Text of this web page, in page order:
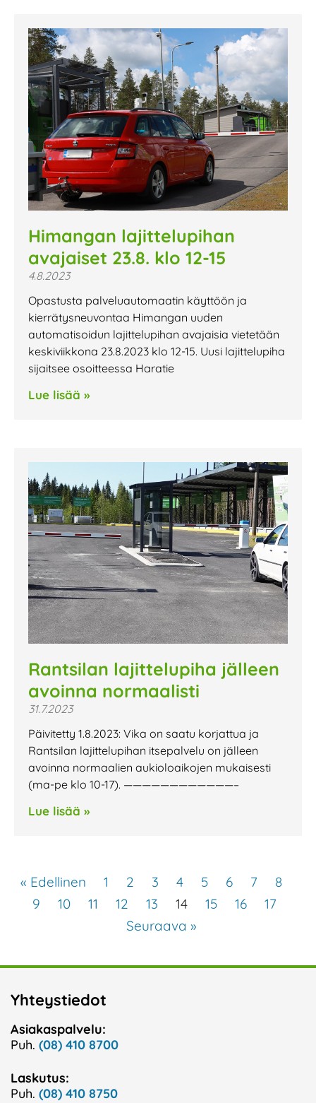
Himangan lajittelupihan
avajaiset 23.8. klo 12-15
4.8.2023
Opastusta palveluautomaatin käyttöön ja
kierrätysneuvontaa Himangan uuden
automatisoidun lajittelupihan avajaisia vietetään
keskiviikkona 23.8.2023 klo 12-15. Uusi lajittelupiha
sijaitsee osoitteessa Haratie
Lue lisää »
Rantsilan lajittelupiha jälleen
avoinna normaalisti
31.7.2023
Päivitetty 1.8.2023: Vika on saatu korjattua ja
Rantsilan lajittelupihan itsepalvelu on jälleen
avoinna normaalien aukioloaikojen mukaisesti
(ma-pe klo 10-17). ————————————–
Lue lisää »
« Edellinen 1 2 3 4 5 6 7
8
9
10 11 12 13 14 15 16
17
Seuraava »
Yhteystiedot
Asiakaspalvelu:
Puh. (08) 410 8700
Laskutus:
Puh. (08) 410 8750